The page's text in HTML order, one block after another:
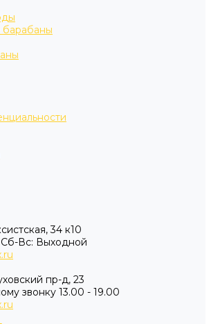
барабаны
34 к10
Вс: Выходной
пр-д, 23
звонку 13.00 - 19.00